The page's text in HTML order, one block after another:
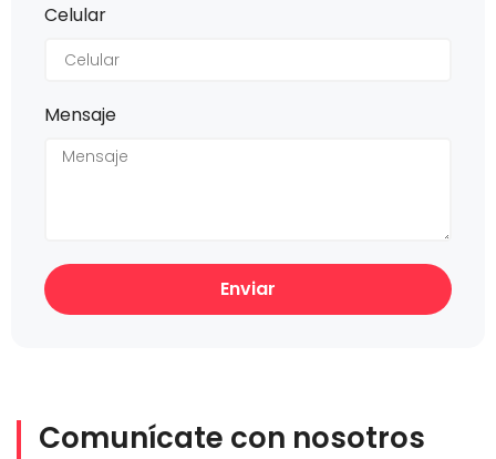
Celular
Mensaje
Enviar
Comunícate con nosotros